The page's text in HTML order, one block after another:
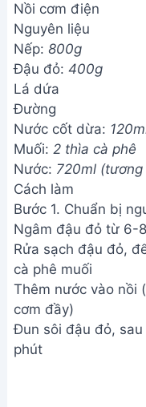
Nồi cơm điện
Nguyên liệu
Nếp: 800g
Đậu đỏ: 400g
Lá dứa
Đường
Nước cốt dừa:
Muối: 2 thìa cà phê
Nước: 720ml
Cách làm
Bước 1. Chuẩn bị
Ngâm đậu đỏ từ 6-
Rửa sạch đậu đỏ,
cà phê muối
Thêm nước vào nồi
cơm đầy)
Đun sôi đậu đỏ,
phút